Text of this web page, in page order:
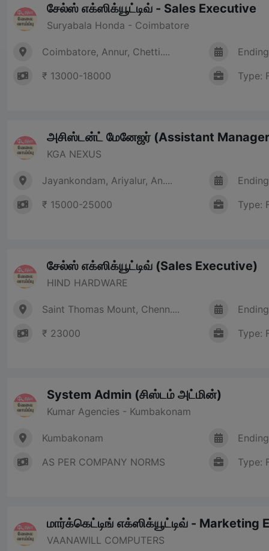
சேல்ஸ் எக்ஸிக்யூட்டிவ் - Sales Executive
Suryabala Honda - Coimbatore
Coimbatore, Annur, Chetti....
₹ 13000-18000
Type:
அசிஸ்டன்ட் மேனேஜர் (Assistant
KGA NEXUS
Jayankondam, Ariyalur, An....
₹ 15000-25000
Type:
சேல்ஸ் எக்ஸிக்யூட்டிவ் (Sales Executive)
HIND HARDWARE
Saint Thomas Mount, Chenn....
₹ 23000
Type:
System Admin (சிஸ்டம் அட்மின்)
Kumar Agencies - Kumbakonam
Kumbakonam
AS PER COMPANY NORMS
Type:
மார்க்கெட்டிங் எக்ஸிக்யூட்டிவ் - Marketing
VAANAWILL COMPUTERS